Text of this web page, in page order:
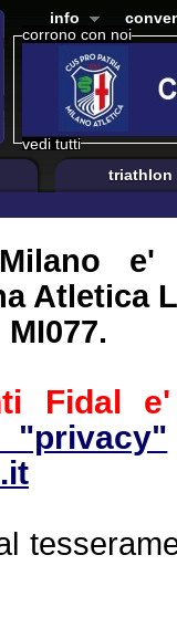
corrono con noi
vedi tutti
info
triathlon
e'
Atletica
Fidal
"privacy"